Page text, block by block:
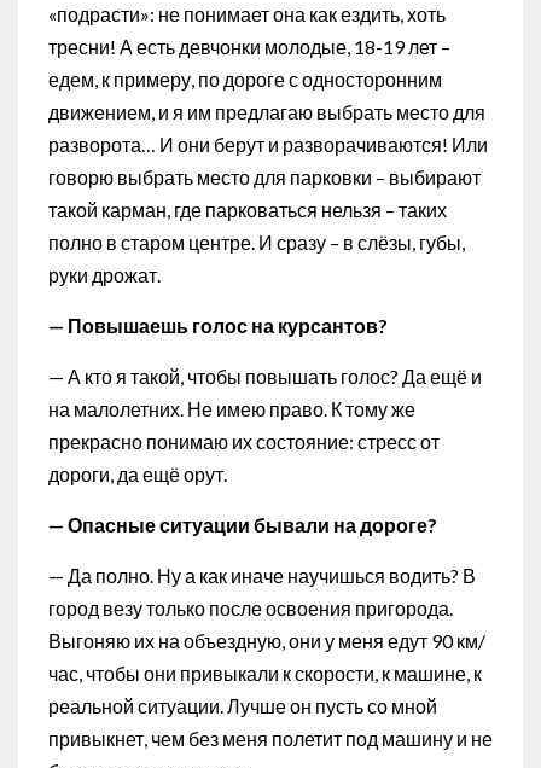
«подрасти»: не понимает она как ездить, хоть
тресни! А есть девчонки молодые, 18-19 лет –
едем, к примеру, по дороге с односторонним
движением, и я им предлагаю выбрать место для
разворота… И они берут и разворачиваются! Или
говорю выбрать место для парковки – выбирают
такой карман, где парковаться нельзя – таких
полно в старом центре. И сразу – в слёзы, губы,
руки дрожат.
— Повышаешь голос на курсантов?
— А кто я такой, чтобы повышать голос? Да ещё и
на малолетних. Не имею право. К тому же
прекрасно понимаю их состояние: стресс от
дороги, да ещё орут.
— Опасные ситуации бывали на дороге?
— Да полно. Ну а как иначе научишься водить? В
город везу только после освоения пригорода.
Выгоняю их на объездную, они у меня едут 90 км/
час, чтобы они привыкали к скорости, к машине, к
реальной ситуации. Лучше он пусть со мной
привыкнет, чем без меня полетит под машину и не